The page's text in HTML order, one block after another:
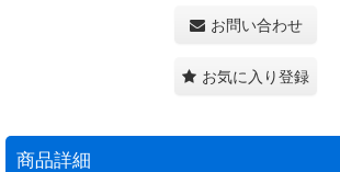
お問い合わせ
お気に入り登録
商品詳細